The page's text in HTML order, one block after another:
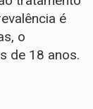
é
o
de 18 anos.